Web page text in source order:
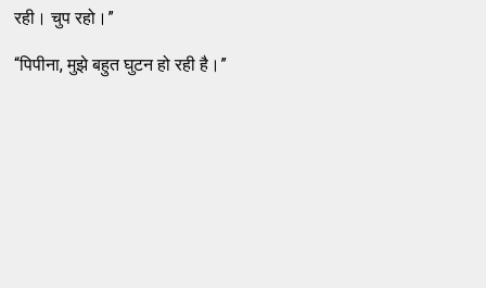
रही। चुप रहो।”
“पिपीना, मुझे बहुत घुटन हो रही है।”